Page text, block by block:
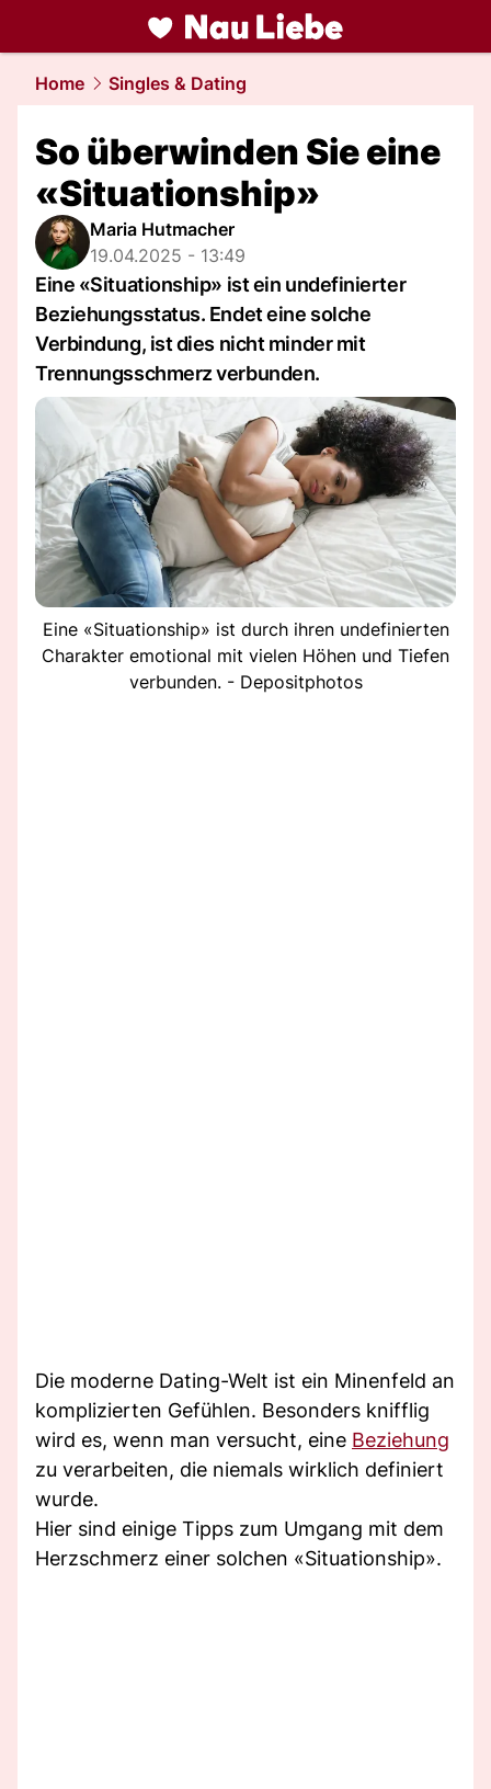
liebe.NAU.ch
Home Singles & Dating
So überwinden Sie eine
«Situationship»
Maria Hutmacher
19.04.2025 - 13:49
Eine «Situationship» ist ein undefinierter
Beziehungsstatus. Endet eine solche
Verbindung, ist dies nicht minder mit
Trennungsschmerz verbunden.
Eine «Situationship» ist durch ihren undefinierten
Charakter emotional mit vielen Höhen und Tiefen
verbunden. - Depositphotos
Die moderne Dating-Welt ist ein Minenfeld an
komplizierten Gefühlen. Besonders knifflig
wird es, wenn man versucht, eine Beziehung
zu verarbeiten, die niemals wirklich definiert
wurde.
Hier sind einige Tipps zum Umgang mit dem
Herzschmerz einer solchen «Situationship».